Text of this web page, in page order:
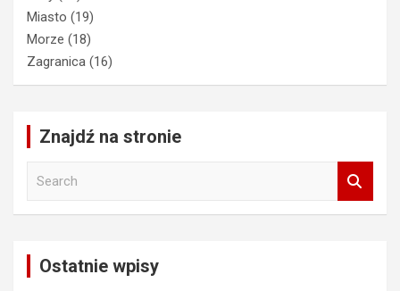
Miasto (19)
Morze (18)
Zagranica (16)
Znajdź na stronie
Ostatnie wpisy